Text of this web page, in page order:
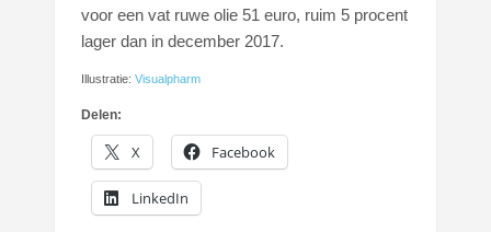
voor een vat ruwe olie 51 euro, ruim 5 procent
lager dan in december 2017.
Illustratie:Visualpharm
Delen:
X Facebook
LinkedIn